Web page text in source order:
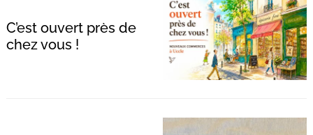
C’est ouvert près de
chez vous !